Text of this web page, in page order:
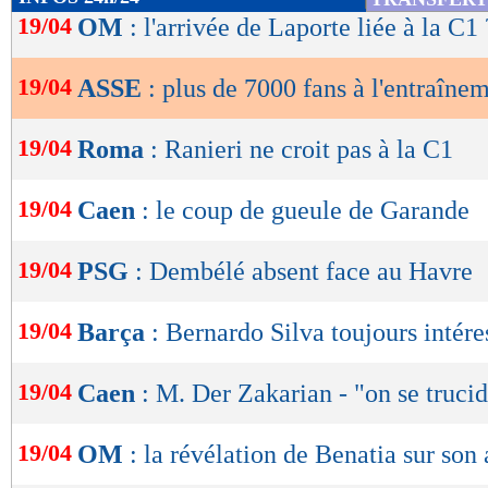
de
OK
19/04 OM : l'arrivée de Laporte liée à la C1
19/04 ASSE : plus de 7000 fans à
19/04 Roma : Ranieri ne croit pas à la C1
19/04 Caen : le coup de gueule de Garande
19/04 PSG : Dembélé absent face au Havre
19/04 Barça : Bernardo Silva toujours
19/04 Caen : M. Der Zakarian - "on se
19/04 OM : la révélation de Benatia sur son